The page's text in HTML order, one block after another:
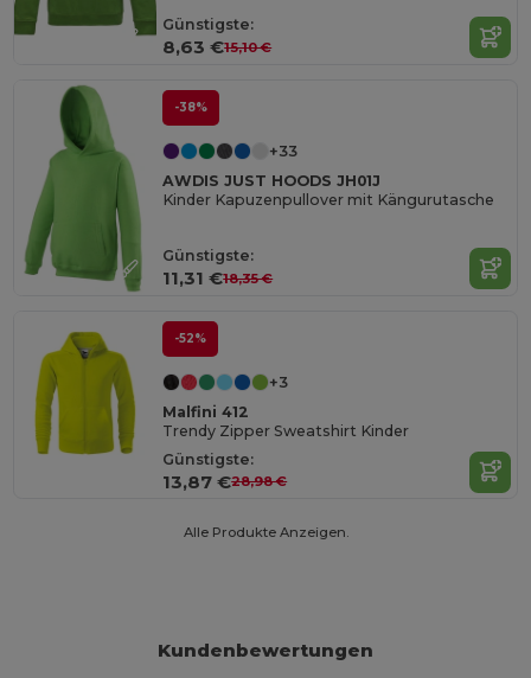
Günstigste:
8,63 €15,10 €
-38%
+33
AWDIS JUST HOODS JH01J
Kinder Kapuzenpullover mit Kängurutasche
Günstigste:
11,31 €18,35 €
-52%
+3
Malfini 412
Trendy Zipper Sweatshirt Kinder
Günstigste:
13,87 €28,98 €
Alle Produkte Anzeigen.
Kundenbewertungen